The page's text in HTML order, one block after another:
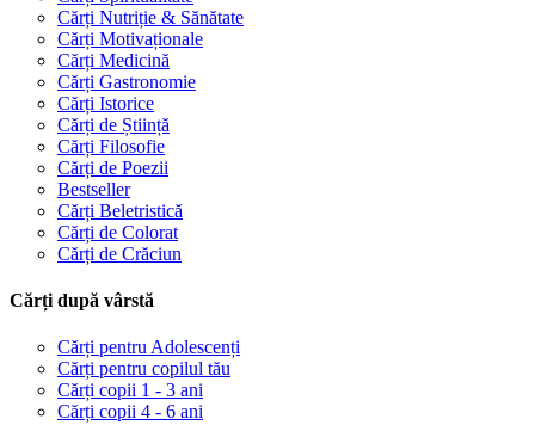
Cărți Nutriție & Sănătate
Cărți Motivaționale
Cărți Medicină
Cărți Gastronomie
Cărți Istorice
Cărți de Știință
Cărți Filosofie
Cărți de Poezii
Bestseller
Cărți Beletristică
Cărți de Colorat
Cărți de Crăciun
Cărți după vârstă
Cărți pentru Adolescenți
Cărți pentru copilul tău
Cărți copii 1 - 3 ani
Cărți copii 4 - 6 ani